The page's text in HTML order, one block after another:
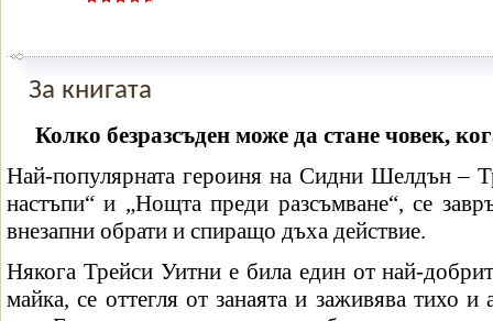
За книгата
Колко безразсъден може да стане човек,
Най-популярната героиня на Сидни Шелдън –
настъпи“ и „Нощта преди разсъмване“, се
внезапни обрати и спиращо дъха действие.
Някога Трейси Уитни е била един от най-
майка, се оттегля от занаята и заживява тихо